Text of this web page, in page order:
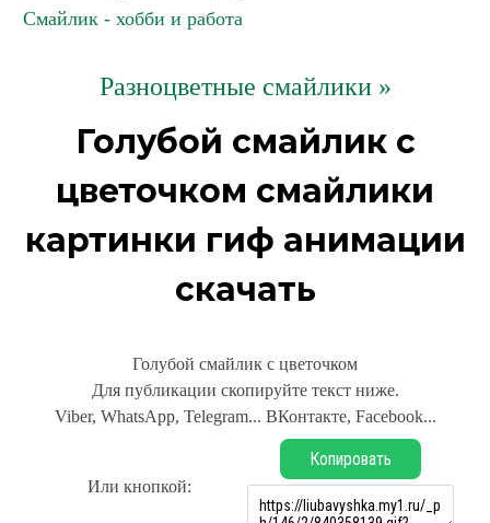
Смайлик - хобби и работа
Разноцветные смайлики »
Голубой смайлик с
цветочком смайлики
картинки гиф анимации
скачать
Голубой смайлик с цветочком
Для публикации скопируйте текст ниже.
Viber, WhatsApp, Telegram... ВКонтакте, Facebook...
Или кнопкой:
Копировать